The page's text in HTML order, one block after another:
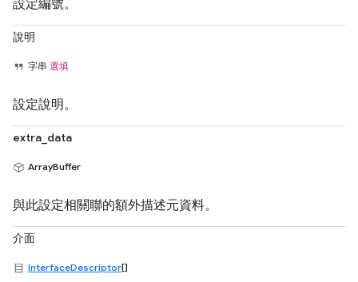
設定編號。
說明
字串 選填
設定說明。
extra_data
ArrayBuffer
與此設定相關聯的額外描述元資料。
介面
InterfaceDescriptor[]